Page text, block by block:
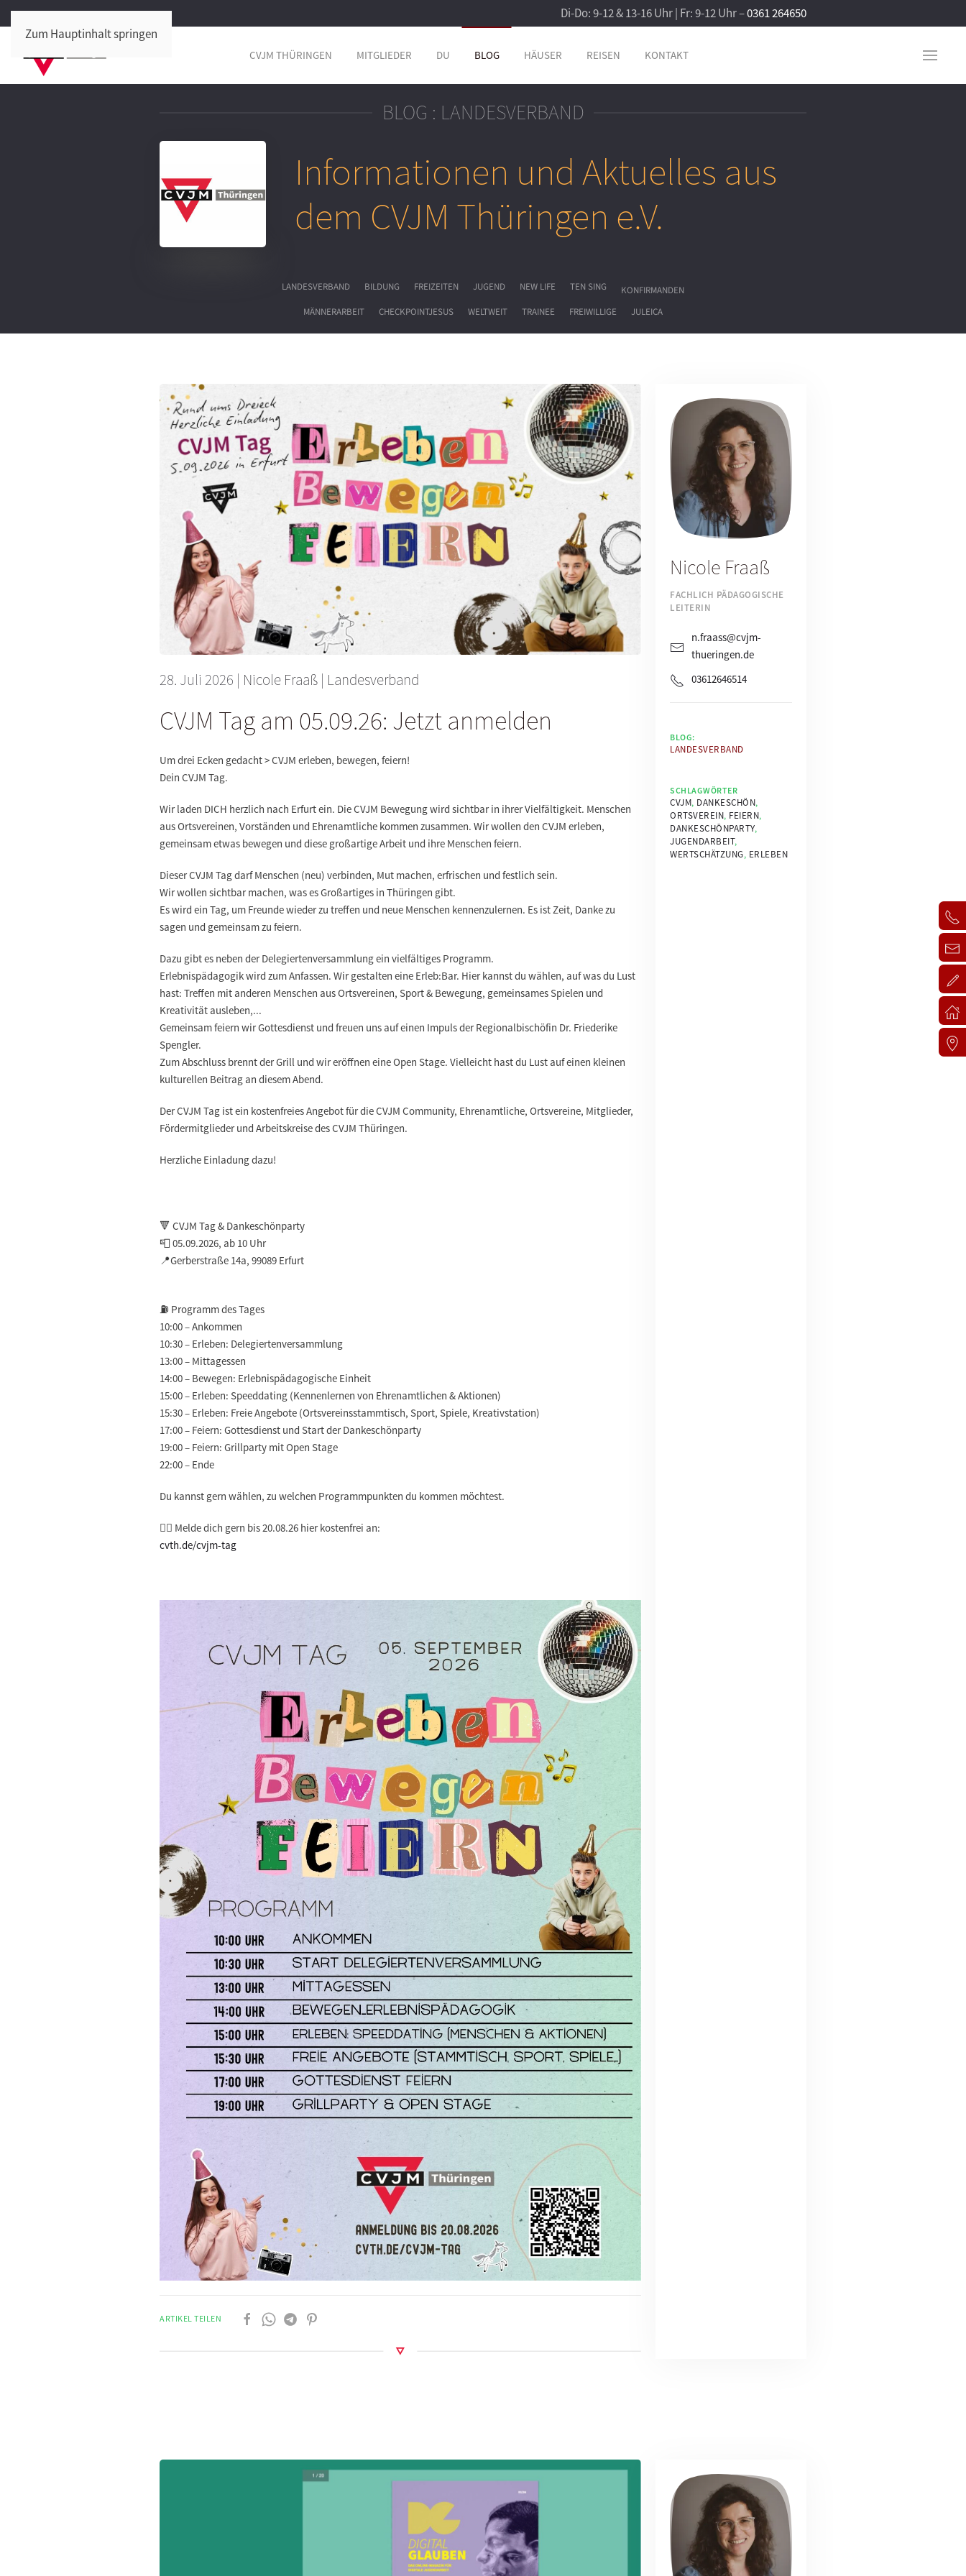
Zum Hauptinhalt springen
Di-Do: 9-12 & 13-16 Uhr | Fr: 9-12 Uhr –0361 264650
CVJM THÜRINGEN MITGLIEDER DU BLOG HÄUSER REISEN KONTAKT
BLOG : LANDESVERBAND
Informationen und Aktuelles aus
dem CVJM Thüringen e.V.
LANDESVERBAND BILDUNG FREIZEITEN JUGEND NEW LIFE TEN SING
KONFIRMANDEN
MÄNNERARBEIT
CHECKPOINTJESUS WELTWEIT TRAINEE FREIWILLIGE JULEICA
28. Juli 2026 | Nicole Fraaß | Landesverband
CVJM Tag am 05.09.26: Jetzt anmelden
Um drei Ecken gedacht > CVJM erleben, bewegen, feiern!
Dein CVJM Tag.
Wir laden DICH herzlich nach Erfurt ein. Die CVJM Bewegung wird sichtbar in ihrer Vielfältigkeit. Menschen
aus Ortsvereinen, Vorständen und Ehrenamtliche kommen zusammen. Wir wollen den CVJM erleben,
gemeinsam etwas bewegen und diese großartige Arbeit und ihre Menschen feiern.
Dieser CVJM Tag darf Menschen (neu) verbinden, Mut machen, erfrischen und festlich sein.
Wir wollen sichtbar machen, was es Großartiges in Thüringen gibt.
Es wird ein Tag, um Freunde wieder zu treffen und neue Menschen kennenzulernen. Es ist Zeit, Danke zu
sagen und gemeinsam zu feiern.
Dazu gibt es neben der Delegiertenversammlung ein vielfältiges Programm.
Erlebnispädagogik wird zum Anfassen. Wir gestalten eine Erleb:Bar. Hier kannst du wählen, auf was du Lust
hast: Treffen mit anderen Menschen aus Ortsvereinen, Sport & Bewegung, gemeinsames Spielen und
Kreativität ausleben,...
Gemeinsam feiern wir Gottesdienst und freuen uns auf einen Impuls der Regionalbischöfin Dr. Friederike
Spengler.
Zum Abschluss brennt der Grill und wir eröffnen eine Open Stage. Vielleicht hast du Lust auf einen kleinen
kulturellen Beitrag an diesem Abend.
Der CVJM Tag ist ein kostenfreies Angebot für die CVJM Community, Ehrenamtliche, Ortsvereine, Mitglieder,
Fördermitglieder und Arbeitskreise des CVJM Thüringen.
Herzliche Einladung dazu!
🔻 CVJM Tag & Dankeschönparty
📮 05.09.2026, ab 10 Uhr
📍Gerberstraße 14a, 99089 Erfurt
⛽️ Programm des Tages
10:00 – Ankommen
10:30 – Erleben: Delegiertenversammlung
13:00 – Mittagessen
14:00 – Bewegen: Erlebnispädagogische Einheit
15:00 – Erleben: Speeddating (Kennenlernen von Ehrenamtlichen & Aktionen)
15:30 – Erleben: Freie Angebote (Ortsvereinsstammtisch, Sport, Spiele, Kreativstation)
17:00 – Feiern: Gottesdienst und Start der Dankeschönparty
19:00 – Feiern: Grillparty mit Open Stage
22:00 – Ende
Du kannst gern wählen, zu welchen Programmpunkten du kommen möchtest.
🐦‍🔥 Melde dich gern bis 20.08.26 hier kostenfrei an:
cvth.de/cvjm-tag
ARTIKEL TEILEN
Nicole Fraaß
FACHLICH PÄDAGOGISCHE
LEITERIN
n.fraass@cvjm-
thueringen.de
03612646514
BLOG:
LANDESVERBAND
SCHLAGWÖRTER
CVJM, DANKESCHÖN,
ORTSVEREIN, FEIERN,
DANKESCHÖNPARTY,
JUGENDARBEIT,
WERTSCHÄTZUNG, ERLEBEN